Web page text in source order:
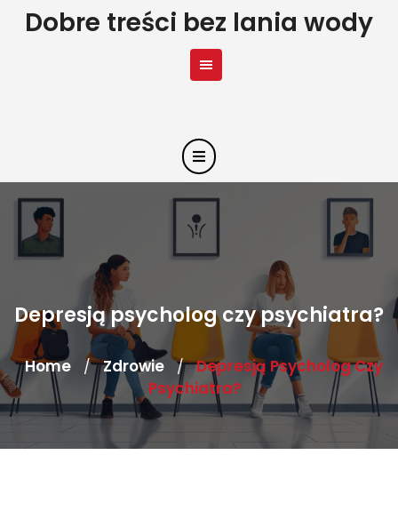
SkipDobre treści bez lania wody
Depresją psycholog czy psychiatra?
Home / Zdrowie / Depresją Psycholog Czy
Psychiatra?